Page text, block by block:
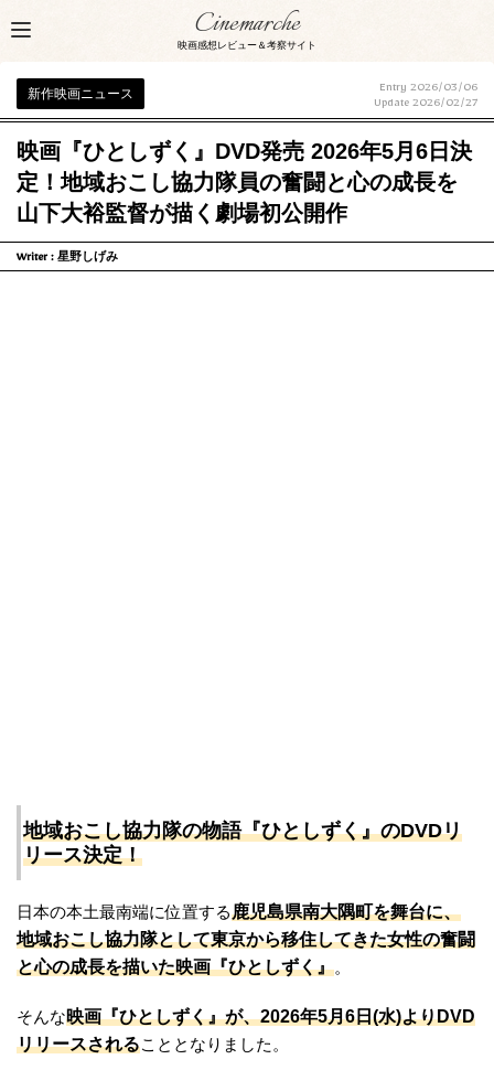
Cinemarche
映画感想レビュー＆考察サイト
新作映画ニュース
Entry 2026/03/06
Update 2026/02/27
映画『ひとしずく』DVD発売 2026年5月6日決
定！地域おこし協力隊員の奮闘と心の成長を
山下大裕監督が描く劇場初公開作
Writer : 星野しげみ
地域おこし協力隊の物語『ひとしずく』のDVDリ
リース決定！
日本の本土最南端に位置する鹿児島県南大隅町を舞台に、
地域おこし協力隊として東京から移住してきた女性の奮闘
と心の成長を描いた映画『ひとしずく』。
そんな映画『ひとしずく』が、2026年5月6日(水)よりDVD
リリースされることとなりました。